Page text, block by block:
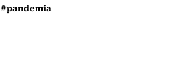
#pandemia